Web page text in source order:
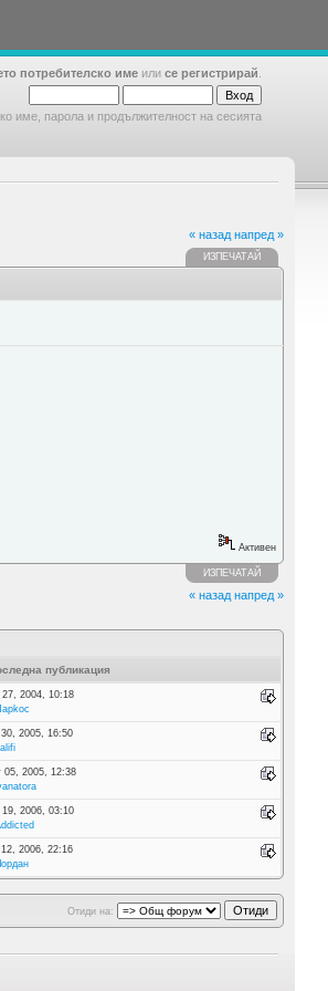
потребителско име или се регистрирай
име, парола и продължителност на сесията
« назад напред »
ИЗПЕЧАТАЙ
Активен
ИЗПЕЧАТАЙ
« назад напред »
публикация
27, 2004, 10:18
2005, 16:50
05, 2005, 12:38
19, 2006, 03:10
2006, 22:16
Отиди на: